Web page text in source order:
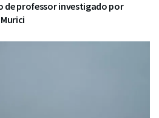
de professor investigado por